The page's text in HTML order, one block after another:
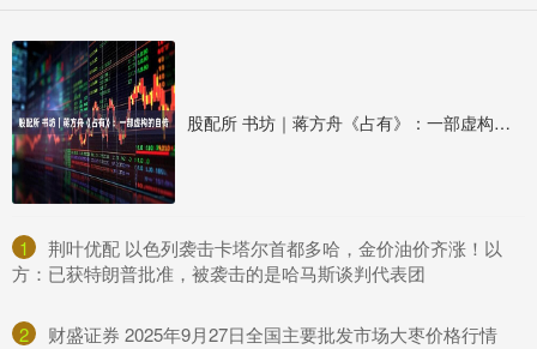
股配所 书坊｜蒋方舟《占有》：一部虚构的自传
1
​荆叶优配 以色列袭击卡塔尔首都多哈，金价油价齐涨！以
方：已获特朗普批准，被袭击的是哈马斯谈判代表团
2 ​财盛证券 2025年9月27日全国主要批发市场大枣价格行情